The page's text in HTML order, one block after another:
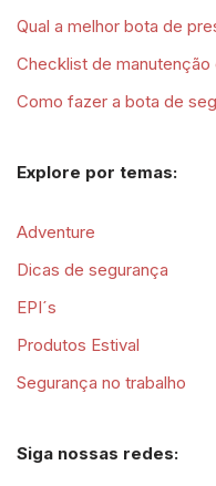
Qual a melhor bota de
Checklist de manutenção
Como fazer a bota de
Explore por temas:
Adventure
Dicas de segurança
EPI´s
Produtos Estival
Segurança no trabalho
Siga nossas redes: